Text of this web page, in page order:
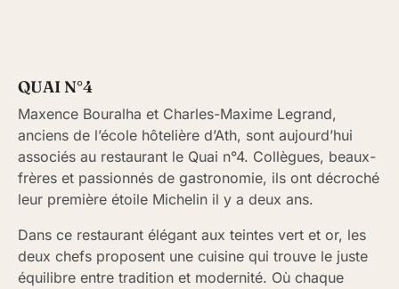
QUAI N°4
Maxence Bouralha et Charles-Maxime Legrand,
anciens de l’école hôtelière d’Ath, sont aujourd’hui
associés au restaurant le Quai n°4. Collègues, beaux-
frères et passionnés de gastronomie, ils ont décroché
leur première étoile Michelin il y a deux ans.
Dans ce restaurant élégant aux teintes vert et or, les
deux chefs proposent une cuisine qui trouve le juste
équilibre entre tradition et modernité. Où chaque